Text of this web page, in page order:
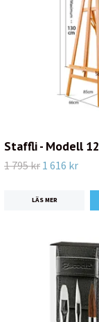
Staffli - Modell 12
1 795 kr 1 616 kr
LÄS MER